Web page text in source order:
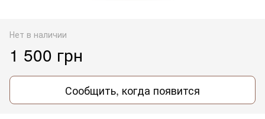
Нет в наличии
1 500 грн
Сообщить, когда появится